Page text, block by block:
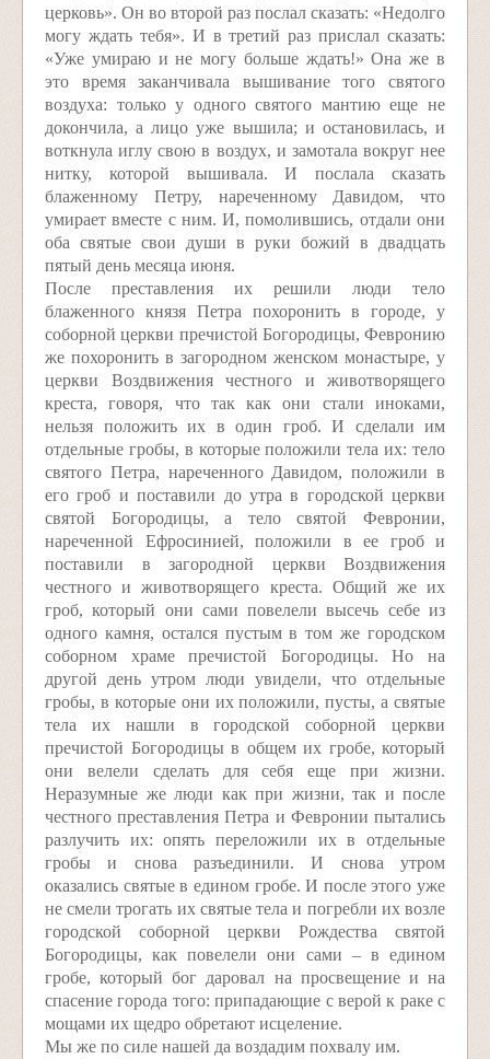
церковь». Он во второй раз послал сказать: «Недолго
могу ждать тебя». И в третий раз прислал сказать:
«Уже умираю и не могу больше ждать!» Она же в
это время заканчивала вышивание того святого
воздуха: только у одного святого мантию еще не
докончила, а лицо уже вышила; и остановилась, и
воткнула иглу свою в воздух, и замотала вокруг нее
нитку, которой вышивала. И послала сказать
блаженному Петру, нареченному Давидом, что
умирает вместе с ним. И, помолившись, отдали они
оба святые свои души в руки божий в двадцать
пятый день месяца июня.
После преставления их решили люди тело
блаженного князя Петра похоронить в городе, у
соборной церкви пречистой Богородицы, Февронию
же похоронить в загородном женском монастыре, у
церкви Воздвижения честного и животворящего
креста, говоря, что так как они стали иноками,
нельзя положить их в один гроб. И сделали им
отдельные гробы, в которые положили тела их: тело
святого Петра, нареченного Давидом, положили в
его гроб и поставили до утра в городской церкви
святой Богородицы, а тело святой Февронии,
нареченной Ефросинией, положили в ее гроб и
поставили в загородной церкви Воздвижения
честного и животворящего креста. Общий же их
гроб, который они сами повелели высечь себе из
одного камня, остался пустым в том же городском
соборном храме пречистой Богородицы. Но на
другой день утром люди увидели, что отдельные
гробы, в которые они их положили, пусты, а святые
тела их нашли в городской соборной церкви
пречистой Богородицы в общем их гробе, который
они велели сделать для себя еще при жизни.
Неразумные же люди как при жизни, так и после
честного преставления Петра и Февронии пытались
разлучить их: опять переложили их в отдельные
гробы и снова разъединили. И снова утром
оказались святые в едином гробе. И после этого уже
не смели трогать их святые тела и погребли их возле
городской соборной церкви Рождества святой
Богородицы, как повелели они сами – в едином
гробе, который бог даровал на просвещение и на
спасение города того: припадающие с верой к раке с
мощами их щедро обретают исцеление.
Мы же по силе нашей да воздадим похвалу им.